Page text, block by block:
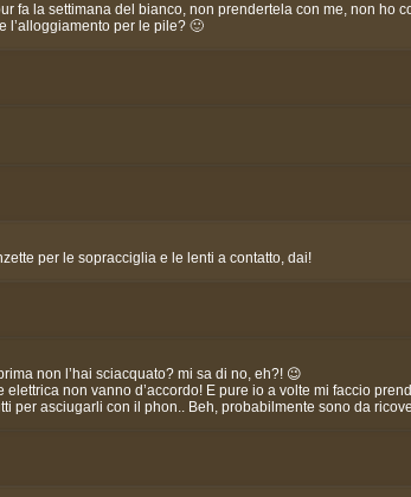
fa la settimana del bianco, non prendertela con me, non ho
l’alloggiamento per le pile? 🙂
per le sopracciglia e le lenti a contatto, dai!
non l’hai sciacquato? mi sa di no, eh?! 😉
non vanno d’accordo! E pure io a volte mi faccio
per asciugarli con il phon.. Beh, probabilmente sono da